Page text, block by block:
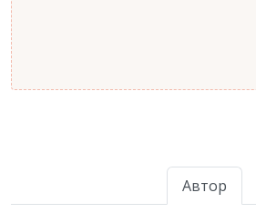
Автор